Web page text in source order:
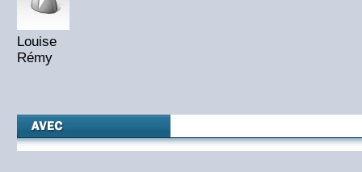
Louise
Rémy